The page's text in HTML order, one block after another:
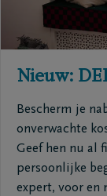
Nieuw:
Bescherm je
onverwachte
Geef hen nu al
persoonlijke
expert, voor en